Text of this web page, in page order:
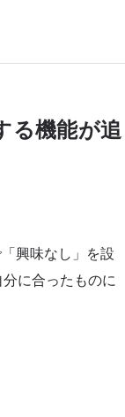
る機能が追
興味なし」を設
に合ったものに